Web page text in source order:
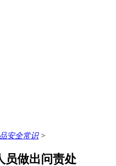
安全常识>
员做出问责处